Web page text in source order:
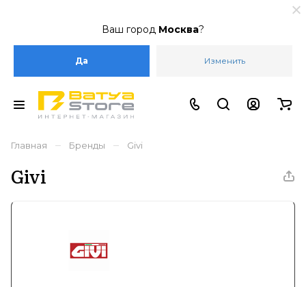
Ваш город Москва?
Да Изменить
Главная – Бренды – Givi
Givi